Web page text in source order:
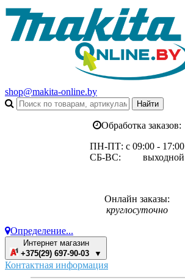
shop@makita-online.by
Обработка заказов:
ПН-ПТ: с 09:00 - 17:00
СБ-ВС: выходной
Онлайн заказы:
круглосуточно
Определение...
Интернет магазин
+375(29) 697-90-03 ▼
Контактная информация